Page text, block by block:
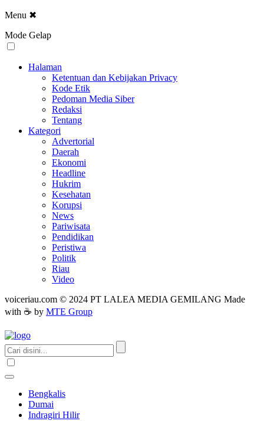
Menu ✖
Mode Gelap
Halaman
Ketentuan dan Kebijakan Privacy
Kode Etik
Pedoman Media Siber
Redaksi
Tentang
Kategori
Advertorial
Daerah
Ekonomi
Headline
Hukrim
Kesehatan
Korupsi
News
Pariwisata
Pendidikan
Peristiwa
Politik
Riau
Video
voiceriau.com © 2024 PT LALEA MEDIA GEMILANG Made
with ☕ by MTE Group
Bengkalis
Dumai
Indragiri Hilir